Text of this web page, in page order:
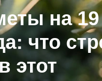
на 19
что
этот